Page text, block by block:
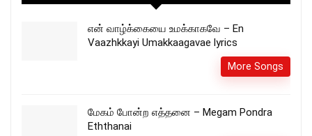
என் வாழ்க்கையை உமக்காகவே – En
Vaazhkkayi Umakkaagavae lyrics
More Songs
மேகம் போன்ற எத்தனை – Megam Pondra
Eththanai